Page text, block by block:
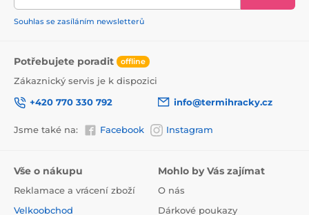
Souhlas se zasíláním newsletterů
Potřebujete poradit offline
Zákaznický servis je k dispozici
+420 770 330 792
info@termihracky.cz
Jsme také na: Facebook Instagram
Vše o nákupu
Reklamace a vrácení zboží
Velkoobchod
Mohlo by Vás zajímat
O nás
Dárkové poukazy